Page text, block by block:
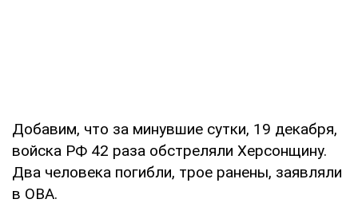
Добавим, что за минувшие сутки, 19 декабря,
войска РФ 42 раза обстреляли Херсонщину.
Два человека погибли, трое ранены, заявляли
в ОВА.